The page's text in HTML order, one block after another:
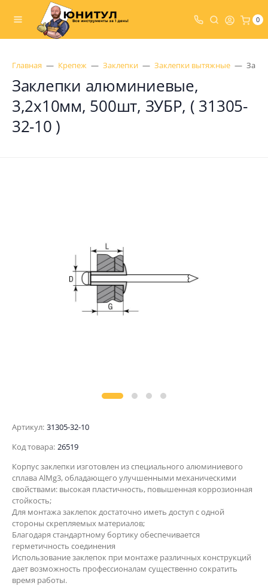
0
Главная Крепеж Заклепки Заклепки вытяжные
Заклепки алюминиевые,
3,2x10мм, 500шт, ЗУБР, ( 31305-
32-10 )
Артикул: 31305-32-10
Код товара: 26519
Корпус заклепки изготовлен из специального алюминиевого
сплава AlMg3, обладающего улучшенными механическими
свойствами: высокая пластичность, повышенная коррозионная
стойкость;
Для монтажа заклепок достаточно иметь доступ с одной
стороны скрепляемых материалов;
Благодаря стандартному бортику обеспечивается
герметичность соединения
Использование заклепок при монтаже различных конструкций
дает возможность профессионалам существенно сократить
время работы.